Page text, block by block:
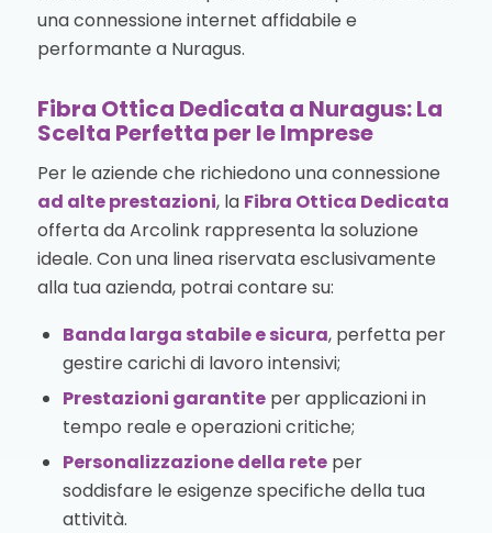
una connessione internet affidabile e
performante a Nuragus.
Fibra Ottica Dedicata a Nuragus: La
Scelta Perfetta per le Imprese
Per le aziende che richiedono una connessione
ad alte prestazioni, la Fibra Ottica Dedicata
offerta da Arcolink rappresenta la soluzione
ideale. Con una linea riservata esclusivamente
alla tua azienda, potrai contare su:
Banda larga stabile e sicura, perfetta per
gestire carichi di lavoro intensivi;
Prestazioni garantiteper applicazioni in
tempo reale e operazioni critiche;
Personalizzazione della reteper
soddisfare le esigenze specifiche della tua
attività.